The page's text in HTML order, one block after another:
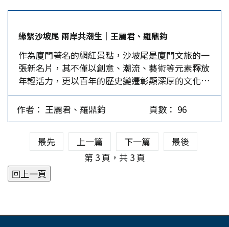
個小縣城的人口。…
有些雞蛋放在常溫架上，有些則存放於冷藏櫃中，
這是價格差異的關鍵之一。一般來說，冷藏雞蛋的
生產與運輸成本較高，因此價格也會較貴。常溫雞
蛋（較便宜）：超市貨架上，未經冷藏處理，一般
保存期限為14天。當然，回家後，可以放進冰箱備
用。冷藏雞蛋（較貴）：超市冰箱內，全程低溫運
送，保存期限可達一個月以上，但一旦離開冷藏環
境一陣子後，雞蛋表面就會產生水珠，滋生細菌，
並透過蛋殼細孔滲入內部，影響品質與安全，因此
購買後需立即放入冰箱。 三、飼料與營養添加的
不同。不同品牌的雞蛋在飼料成分上，有所不同，
例如：普通雞蛋：以一般飼料飼養，無額外營養添
加。Omega-3雞蛋：餵食富含Omega-3的飼料，
發展計畫的「參與式文史田調計畫」座談會。「客
底」即清朝時期由大陸原鄉移民來溪口拓墾的福佬
化客家人，也稱福佬客。該座談會的地點在溪口客
家文化館，筆者以歷史研究工作者的身分出席，與
當地耆老一起探討乙未戰爭溪口民眾與日軍的戰
役。 溪口是筆者母親的故鄉，和父親的故鄉嘉義
縣大林鎮相鄰。回想20年前，回鄉沿著北港溪的上
游石龜溪（今稱華興溪）探索風土人情時，由於溪
口是傳統農業鄉鎮，筆者就在溪旁的農田裡發現一
位執著於用牛耕田的長者，而這位長者就住在位於
游東村內米粉宮聚落母親故居的後面，也姓邱，是
外婆口中為人忠厚老實的鄉鄰。筆者這次趁受邀座
談的機會，探訪得知該邱氏鄉賢已過世，讓人感嘆
緣繫沙坡尾 兩岸共潮生│王麗君、羅鼎鈞
作為廈門著名的網紅景點，沙坡尾是廈門文旅的一
張新名片，其不僅以創意、潮流、藝術等元素釋放
年輕活力，更以百年的歷史變遷彰顯深厚的文化底
蘊與兩岸淵源。 早期的廈門港是一處月牙形的海
灣，因此處海沙細膩如金，被叫作「玉沙坡」。玉
沙坡是廈門港的發祥地，集軍港、商港、漁港、官
用碼頭為一體，劃分為沙坡頭與沙坡尾，其分界線
是一條由碧山岩與赤嶺之間奔流而下的南溪。 清
順治12年（1655），鄭成功改廈門為思明州，在
廈門港海灣一帶建演武亭、演武場、演武池、水操
台，大造航海大船，大練水陸諸軍。鄭成功力主
作者： 王麗君、羅鼎鈞 頁數： 96
最先 上一篇 下一篇
最後
第 3 頁，共 3 頁